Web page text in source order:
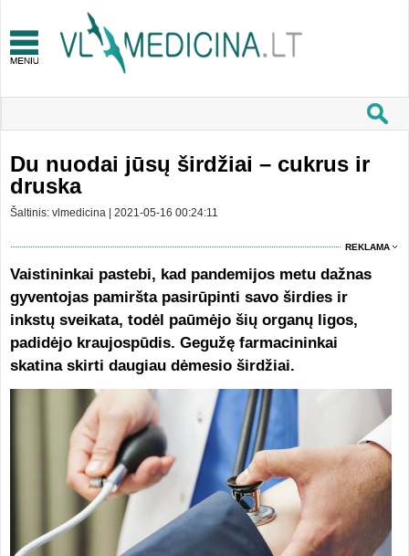
Du nuodai jūsų širdžiai – cukrus ir
druska
Šaltinis: vlmedicina | 2021-05-16 00:24:11
REKLAMA
Vaistininkai pastebi, kad pandemijos metu dažnas
gyventojas pamiršta pasirūpinti savo širdies ir
inkstų sveikata, todėl paūmėjo šių organų ligos,
padidėjo kraujospūdis. Gegužę farmacininkai
skatina skirti daugiau dėmesio širdžiai.